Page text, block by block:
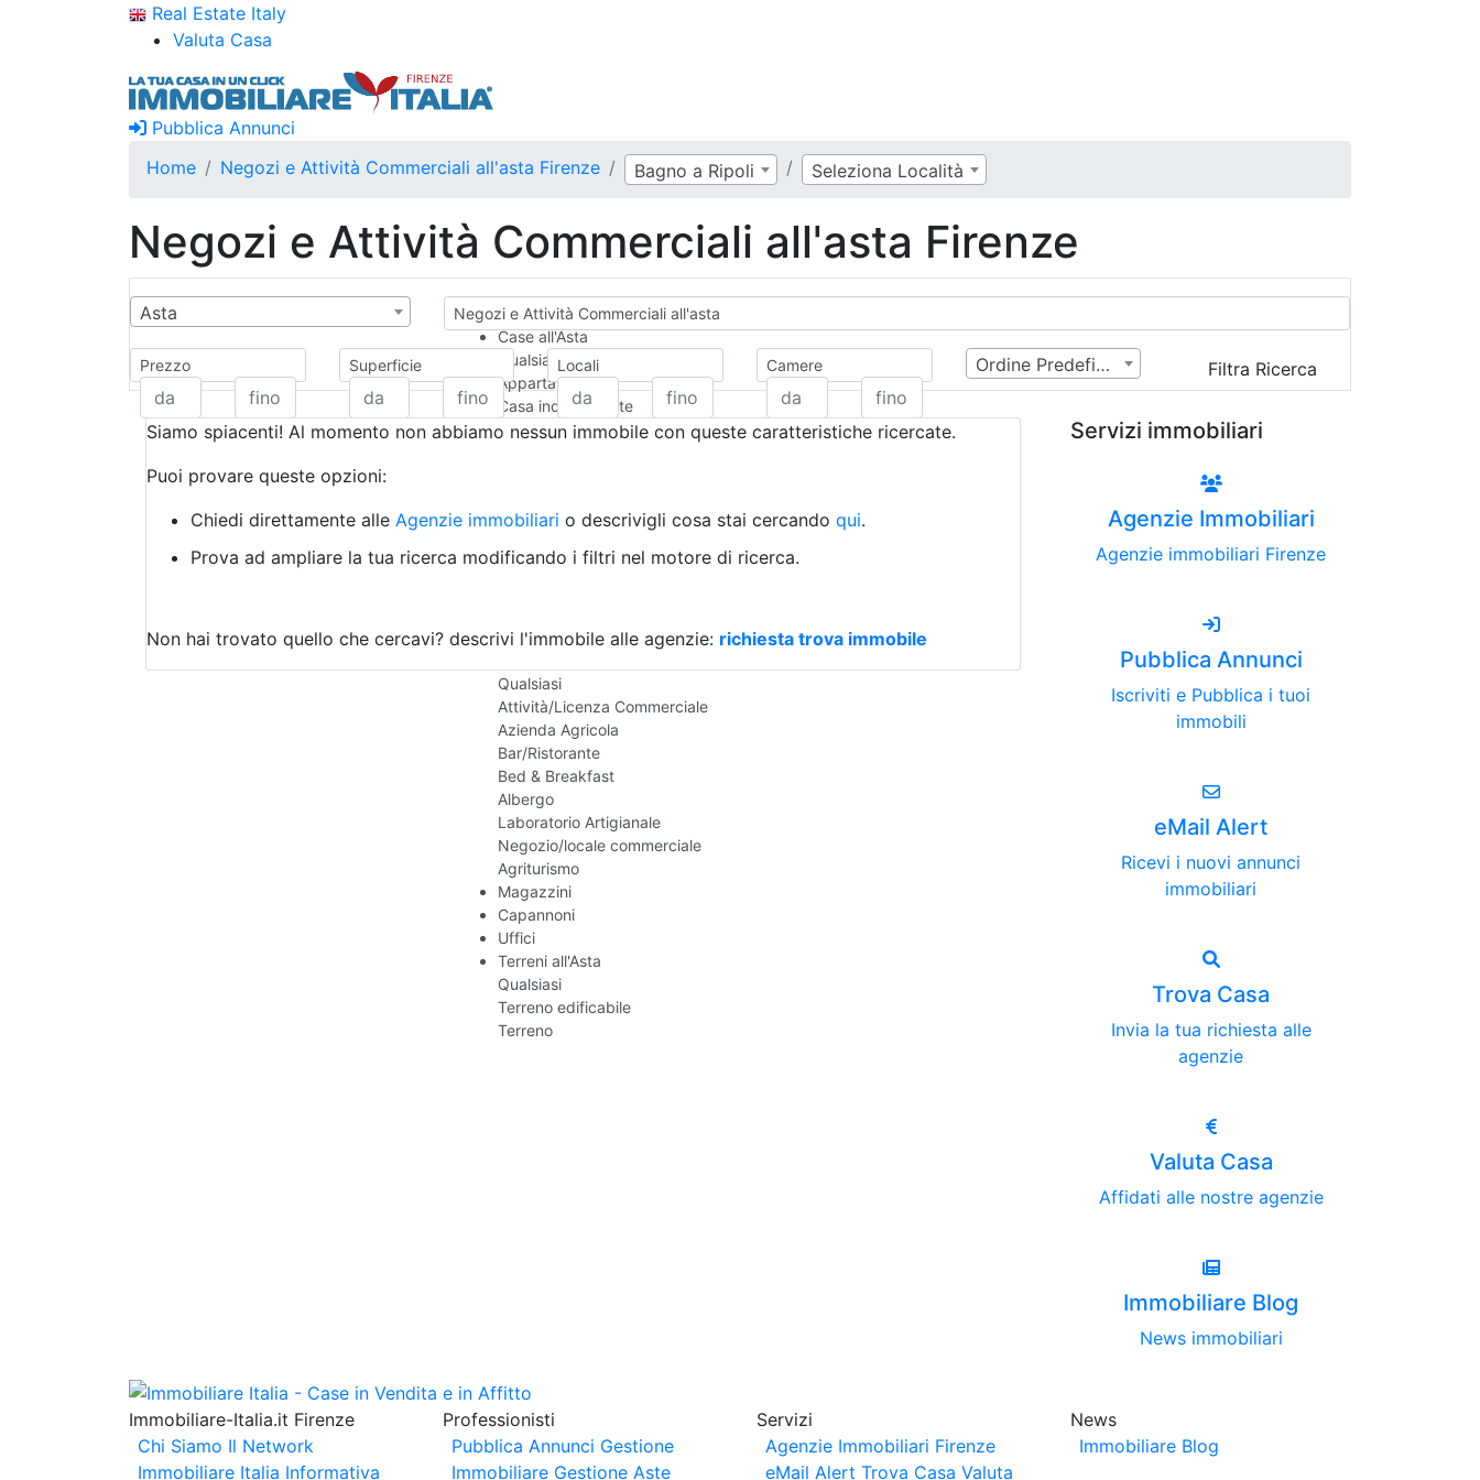
Real Estate Italy
Valuta Casa
Pubblica Annunci
Home
Negozi e Attività Commerciali all'asta Firenze Bagno a Ripoli Seleziona Località
Negozi e Attività Commerciali all'asta Firenze
Asta
Negozi e Attività Commerciali all'asta
Case all'Asta
Qualsiasi
Appartamento
Casa indipendente
Casa Semi-indipendente
Rustico/Casale
Camera d'Albergo
Box/Garage
Qualsiasi
Attività/Licenza Commerciale
Azienda Agricola
Bar/Ristorante
Bed & Breakfast
Albergo
Laboratorio Artigianale
Negozio/locale commerciale
Agriturismo
Magazzini
Capannoni
Uffici
Terreni all'Asta
Qualsiasi
Terreno edificabile
Terreno
Prezzo Superficie Locali Camere Ordine Predefinito Filtra Ricerca
Siamo spiacenti! Al momento non abbiamo nessun immobile con queste caratteristiche ricercate.
Puoi provare queste opzioni:
Chiedi direttamente alle Agenzie immobiliari o descrivigli cosa stai cercando qui.
Prova ad ampliare la tua ricerca modificando i filtri nel motore di ricerca.
Non hai trovato quello che cercavi? descrivi l'immobile alle agenzie: richiesta trova immobile
Servizi immobiliari
Agenzie Immobiliari
Agenzie immobiliari Firenze
Pubblica Annunci
Iscriviti e Pubblica i tuoi
immobili
eMail Alert
Ricevi i nuovi annunci
immobiliari
Trova Casa
Invia la tua richiesta alle
agenzie
Valuta Casa
Affidati alle nostre agenzie
Immobiliare Blog
News immobiliari
Immobiliare-Italia.it Firenze
Chi Siamo Il Network
Immobiliare Italia Informativa
Professionisti
Pubblica Annunci Gestione
Immobiliare Gestione Aste
Servizi
Agenzie Immobiliari Firenze
eMail Alert Trova Casa Valuta
News
Immobiliare Blog